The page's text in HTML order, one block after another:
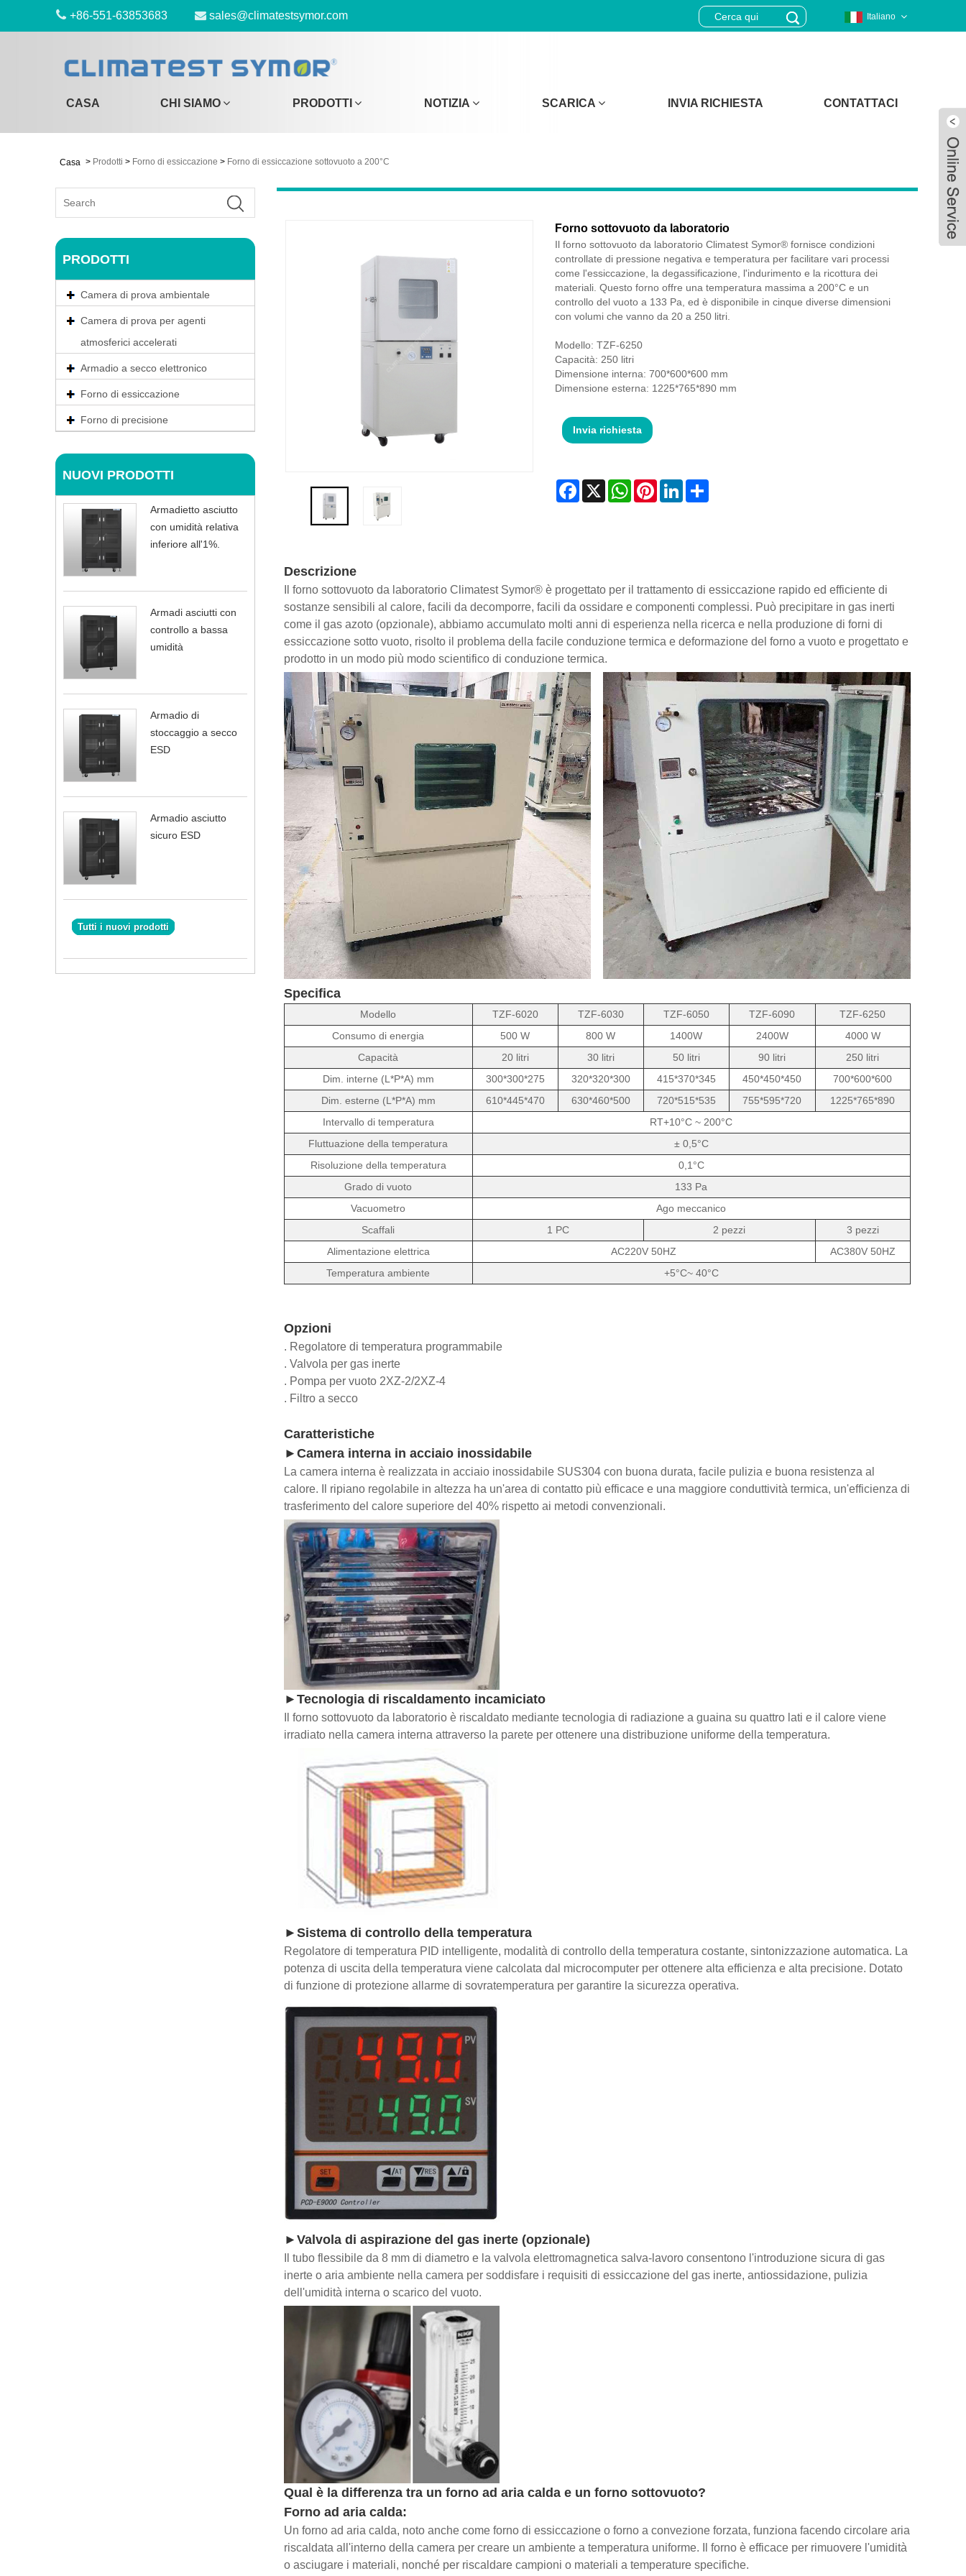
+86-551-63853683 sales@climatestsymor.com Italiano
CASA CHI SIAMO PRODOTTI NOTIZIA SCARICA INVIA RICHIESTA CONTATTACI
Casa > Prodotti > Forno di essiccazione > Forno di essiccazione sottovuoto a 200°C
PRODOTTI
Camera di prova ambientale
Camera di prova per agenti
atmosferici accelerati
Armadio a secco elettronico
Forno di essiccazione
Forno di precisione
NUOVI PRODOTTI
Armadietto asciutto
con umidità relativa
inferiore all'1%.
Armadi asciutti con
controllo a bassa
umidità
Armadio di
stoccaggio a secco
ESD
Armadio asciutto
sicuro ESD
Tutti i nuovi prodotti
Forno sottovuoto da laboratorio
Il forno sottovuoto da laboratorio Climatest Symor® fornisce condizioni
controllate di pressione negativa e temperatura per facilitare vari processi
come l'essiccazione, la degassificazione, l'indurimento e la ricottura dei
materiali. Questo forno offre una temperatura massima a 200°C e un
controllo del vuoto a 133 Pa, ed è disponibile in cinque diverse dimensioni
con volumi che vanno da 20 a 250 litri.
Modello: TZF-6250
Capacità: 250 litri
Dimensione interna: 700*600*600 mm
Dimensione esterna: 1225*765*890 mm
Invia richiesta
Facebook
X WhatsAppPinterestLinkedInShare
Descrizione
Il forno sottovuoto da laboratorio Climatest Symor® è progettato per il trattamento di essiccazione rapido ed efficiente di
sostanze sensibili al calore, facili da decomporre, facili da ossidare e componenti complessi. Può precipitare in gas inerti
come il gas azoto (opzionale), abbiamo accumulato molti anni di esperienza nella ricerca e nella produzione di forni di
essiccazione sotto vuoto, risolto il problema della facile conduzione termica e deformazione del forno a vuoto e progettato e
prodotto in un modo più modo scientifico di conduzione termica.
Specifica
Modello TZF-6020 TZF-6030 TZF-6050 TZF-6090
TZF-6250
Consumo di energia
500 W 800 W 1400W 2400W
4000 W
Capacità
20 litri 30 litri 50 litri 90 litri
250 litri
Dim. interne (L*P*A) mm
300*300*275 320*320*300 415*370*345 450*450*450
700*600*600
Dim. esterne (L*P*A) mm
610*445*470 630*460*500 720*515*535 755*595*720
1225*765*890
Intervallo di temperatura
RT+10°C ~ 200°C
Fluttuazione della temperatura
± 0,5°C
Risoluzione della temperatura
0,1°C
Grado di vuoto
133 Pa
Vacuometro
Ago meccanico
Scaffali
1 PC 2 pezzi
3 pezzi
Alimentazione elettrica
AC220V 50HZ
AC380V 50HZ
Temperatura ambiente
+5°C~ 40°C
Opzioni
. Regolatore di temperatura programmabile
. Valvola per gas inerte
. Pompa per vuoto 2XZ-2/2XZ-4
. Filtro a secco
Caratteristiche
►Camera interna in acciaio inossidabile
La camera interna è realizzata in acciaio inossidabile SUS304 con buona durata, facile pulizia e buona resistenza al
calore. Il ripiano regolabile in altezza ha un'area di contatto più efficace e una maggiore conduttività termica, un'efficienza di
trasferimento del calore superiore del 40% rispetto ai metodi convenzionali.
►Tecnologia di riscaldamento incamiciato
Il forno sottovuoto da laboratorio è riscaldato mediante tecnologia di radiazione a guaina su quattro lati e il calore viene
irradiato nella camera interna attraverso la parete per ottenere una distribuzione uniforme della temperatura.
►Sistema di controllo della temperatura
Regolatore di temperatura PID intelligente, modalità di controllo della temperatura costante, sintonizzazione automatica. La
potenza di uscita della temperatura viene calcolata dal microcomputer per ottenere alta efficienza e alta precisione. Dotato
di funzione di protezione allarme di sovratemperatura per garantire la sicurezza operativa.
►Valvola di aspirazione del gas inerte (opzionale)
Il tubo flessibile da 8 mm di diametro e la valvola elettromagnetica salva-lavoro consentono l'introduzione sicura di gas
inerte o aria ambiente nella camera per soddisfare i requisiti di essiccazione del gas inerte, antiossidazione, pulizia
dell'umidità interna o scarico del vuoto.
Qual è la differenza tra un forno ad aria calda e un forno sottovuoto?
Forno ad aria calda:
Un forno ad aria calda, noto anche come forno di essiccazione o forno a convezione forzata, funziona facendo circolare aria
riscaldata all'interno della camera per creare un ambiente a temperatura uniforme. Il forno è efficace per rimuovere l'umidità
o asciugare i materiali, nonché per riscaldare campioni o materiali a temperature specifiche.